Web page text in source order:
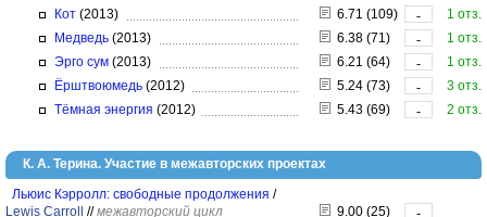
Кот (2013) 6.71 (109) -
1 отз.
Медведь (2013) 6.38 (71) -
1 отз.
Эрго сум (2013) 6.21 (64) -
1 отз.
Ёрштвоюмедь (2012) 5.24 (73) -
3 отз.
Тёмная энергия (2012) 5.43 (69) - 2 отз.
К. А. Терина. Участие в межавторских проектах
Льюис Кэрролл: свободные продолжения /
Lewis Carroll
// межавторский цикл 9.00 (25)
-